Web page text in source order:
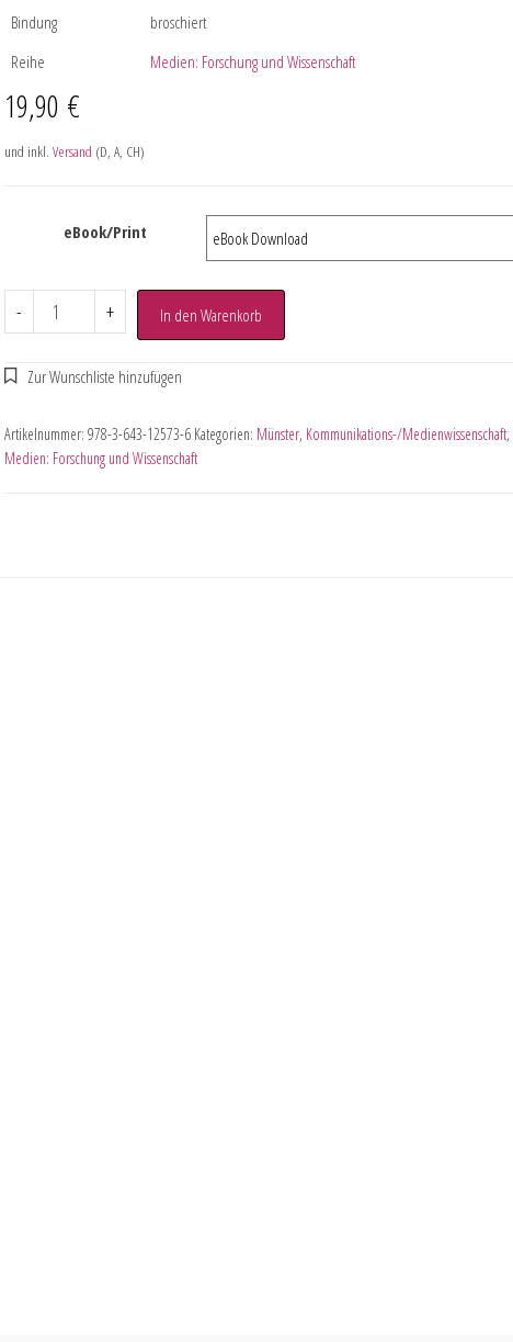
Bindung
broschiert
Reihe
Medien: Forschung und Wissenschaft
19,90 €
und inkl. Versand (D, A, CH)
eBook/Print
- + In den Warenkorb
Artikelnummer: 978-3-643-12573-6 Kategorien: Münster, Kommunikations-/Medienwissenschaft,
Medien: Forschung und Wissenschaft